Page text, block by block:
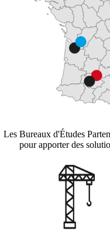
Les Bureaux d'Études
pour apporter des